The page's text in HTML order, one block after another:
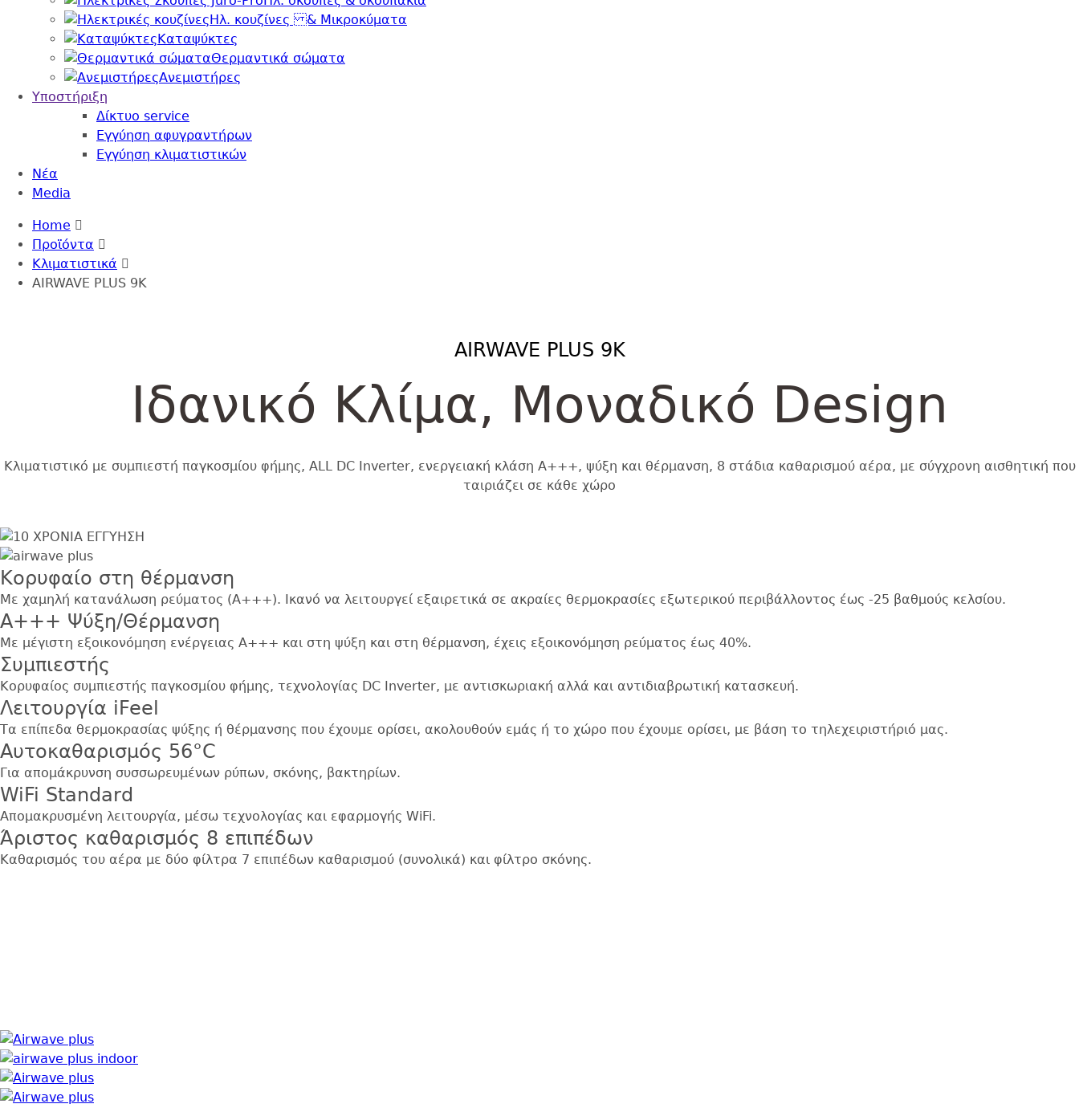
Ηλ. κουζίνες & Μικροκύματα
Καταψύκτες
Θερμαντικά σώματα
Ανεμιστήρες
Υποστήριξη
Δίκτυο service
Εγγύηση αφυγραντήρων
Εγγύηση κλιματιστικών
Nέα
Media
Back
top
Breadcrumb
Home
Προϊόντα
Κλιματιστικά
AIRWAVE PLUS 9K
AIRWAVE PLUS 9K
Ιδανικό Κλίμα, Μοναδικό Design
Κλιματιστικό με συμπιεστή παγκοσμίου φήμης, ALL DC Inverter, ενεργειακή κλάση Α+++, ψύξη και θέρμανση, 8 στάδια καθαρισμού αέρα, με σύγχρονη αισθητική που
ταιριάζει σε κάθε χώρο
Εικόνα
Image
Κορυφαίο στη θέρμανση
Με χαμηλή κατανάλωση ρεύματος (Α+++). Ικανό να λειτουργεί εξαιρετικά σε ακραίες θερμοκρασίες εξωτερικού περιβάλλοντος έως -25 βαθμούς κελσίου.
Α+++ Ψύξη/Θέρμανση
Με μέγιστη εξοικονόμηση ενέργειας Α+++ και στη ψύξη και στη θέρμανση, έχεις εξοικονόμηση ρεύματος έως 40%.
Συμπιεστής
Κορυφαίος συμπιεστής παγκοσμίου φήμης, τεχνολογίας DC Inverter, με αντισκωριακή αλλά και αντιδιαβρωτική κατασκευή.
Λειτουργία iFeel
Τα επίπεδα θερμοκρασίας ψύξης ή θέρμανσης που έχουμε ορίσει, ακολουθούν εμάς ή το χώρο που έχουμε ορίσει, με βάση το τηλεχειριστήριό μας.
Αυτοκαθαρισμός 56°C
Για απομάκρυνση συσσωρευμένων ρύπων, σκόνης, βακτηρίων.
WiFi Standard
Απομακρυσμένη λειτουργία, μέσω τεχνολογίας και εφαρμογής WiFi.
Άριστος καθαρισμός 8 επιπέδων
Καθαρισμός του αέρα με δύο φίλτρα 7 επιπέδων καθαρισμού (συνολικά) και φίλτρο σκόνης.
Εικόνα
Εικόνα
Εικόνα
Εικόνα